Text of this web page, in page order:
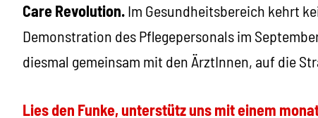
Care Revolution.Im Gesundheitsbereich kehrt
Demonstration des Pflegepersonals im
diesmal gemeinsam mit den ÄrztInnen, auf die
Lies den Funke, unterstütz uns mit einem